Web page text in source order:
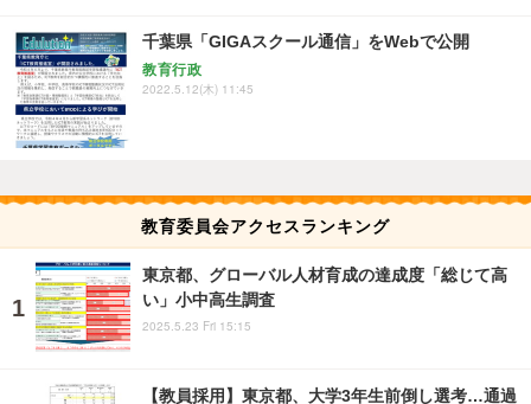
千葉県「GIGAスクール通信」をWebで公開
教育行政
2022.5.12(木) 11:45
教育委員会アクセスランキング
東京都、グローバル人材育成の達成度「総じて高
い」小中高生調査
2025.5.23 Fri 15:15
【教員採用】東京都、大学3年生前倒し選考…通過